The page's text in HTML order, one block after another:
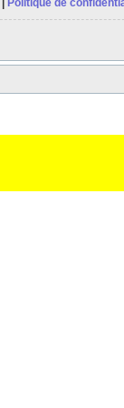
Politique de